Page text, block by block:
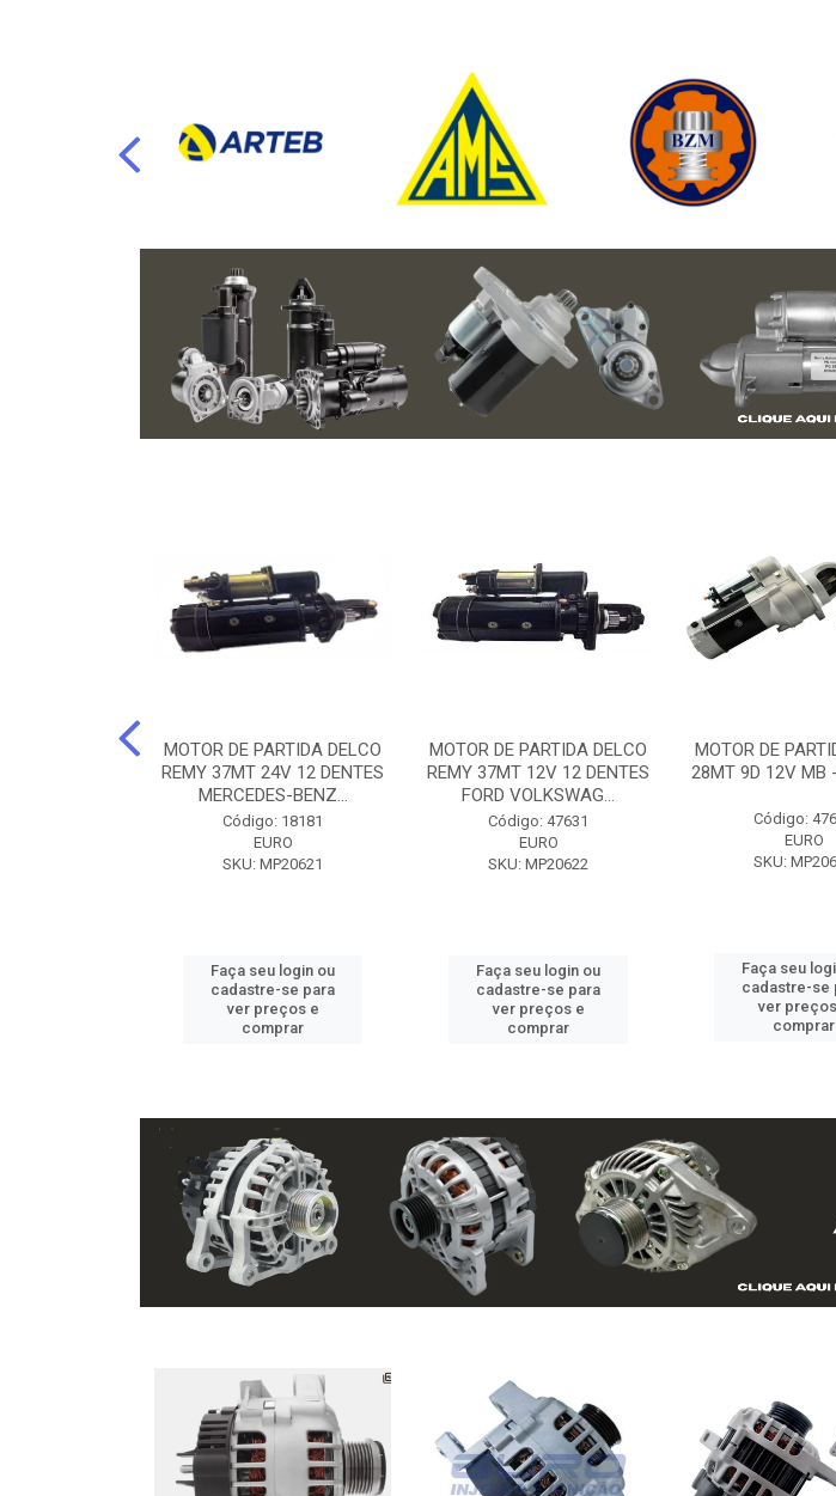
MOTOR DE PARTIDA DELCO
REMY 37MT 24V 12 DENTES
MERCEDES-BENZ...
Código: 18181
EURO
SKU: MP20621
Faça seu login ou
cadastre-se para
ver preços e
comprar
MOTOR DE PARTIDA DELCO
REMY 37MT 12V 12 DENTES
FORD VOLKSWAG...
Código: 47631
EURO
SKU: MP20622
Faça seu login ou
cadastre-se para
ver preços e
comprar
MOTOR DE
28MT 9D 12V MB
Código:
EURO
SKU:
Faça seu
cadastre-se
ver
comprar